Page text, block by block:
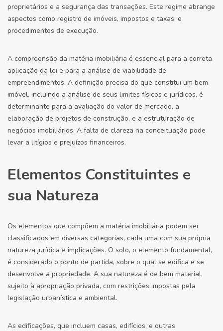
proprietários e a segurança das transações. Este regime abrange
aspectos como registro de imóveis, impostos e taxas, e
procedimentos de execução.
A compreensão da matéria imobiliária é essencial para a correta
aplicação da lei e para a análise de viabilidade de
empreendimentos. A definição precisa do que constitui um bem
imóvel, incluindo a análise de seus limites físicos e jurídicos, é
determinante para a avaliação do valor de mercado, a
elaboração de projetos de construção, e a estruturação de
negócios imobiliários. A falta de clareza na conceituação pode
levar a litígios e prejuízos financeiros.
Elementos Constituintes e
sua Natureza
Os elementos que compõem a matéria imobiliária podem ser
classificados em diversas categorias, cada uma com sua própria
natureza jurídica e implicações. O solo, o elemento fundamental,
é considerado o ponto de partida, sobre o qual se edifica e se
desenvolve a propriedade. A sua natureza é de bem material,
sujeito à apropriação privada, com restrições impostas pela
legislação urbanística e ambiental.
As edificações, que incluem casas, edifícios, e outras